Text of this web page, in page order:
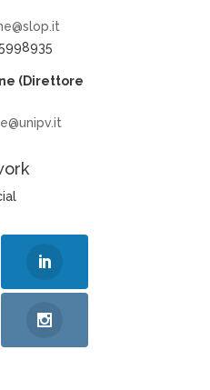
(Direttore